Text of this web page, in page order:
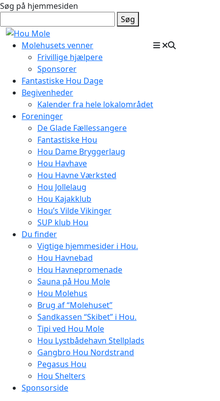
Søg på hjemmesiden
Søg
Molehusets venner
Frivillige hjælpere
Sponsorer
Fantastiske Hou Dage
Begivenheder
Kalender fra hele lokalområdet
Foreninger
De Glade Fællessangere
Fantastiske Hou
Hou Dame Bryggerlaug
Hou Havhave
Hou Havne Værksted
Hou Jollelaug
Hou Kajakklub
Hou’s Vilde Vikinger
SUP klub Hou
Du finder
Vigtige hjemmesider i Hou.
Hou Havnebad
Hou Havnepromenade
Sauna på Hou Mole
Hou Molehus
Brug af “Molehuset”
Sandkassen “Skibet” i Hou.
Tipi ved Hou Mole
Hou Lystbådehavn Stellplads
Gangbro Hou Nordstrand
Pegasus Hou
Hou Shelters
Sponsorside